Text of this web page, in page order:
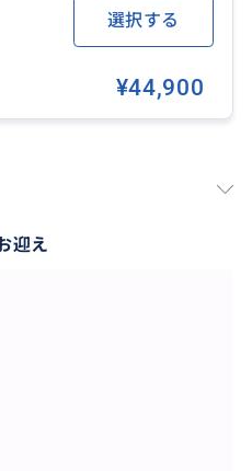
様でも同一料金）
選択する
¥44,900
迎え